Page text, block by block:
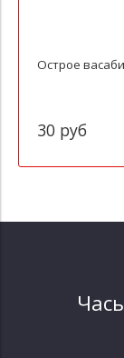
Острое васаби
30 руб